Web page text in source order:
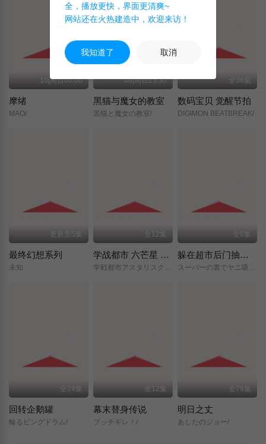
10|周日00:00
摩绪
MAO/
08|周日23:30
黑猫与魔女的教室
黒猫と魔女の教室/
全36集
数码宝贝 觉醒节拍
DIGIMON BEATBREAK/
更新至5集
最终幻想系列
未知
全12集
学战都市 六芒星 第二季
学戦都市アスタリスク/2nd/SEASON/
全6集
躲在超市后门抽烟的两人
スーパーの裏でヤニ吸うふたり/
全24集
回转企鹅罐
輪るピングドラム/
全12集
幕末替身传说
ブッチギレ！/
全79集
明日之丈
あしたのジョー/
全，播放更快，界面更清爽~
网站还在火热建造中，欢迎来访！
我知道了 取消